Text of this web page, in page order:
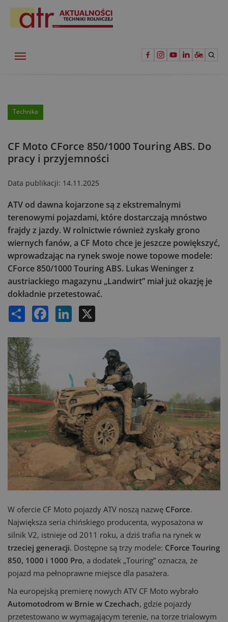
Technika
CF Moto CForce 850/1000 Touring ABS. Do
pracy i przyjemności
Data publikacji: 14.11.2025
ATV od dawna kojarzone są z ekstremalnymi
terenowymi pojazdami, które dostarczają mnóstwo
frajdy z jazdy. W rolnictwie również zyskały grono
wiernych fanów, a CF Moto chce je jeszcze powiększyć,
wprowadzając na rynek swoje nowe topowe modele:
CForce 850/1000 Touring ABS. Lukas Weninger z
austriackiego magazynu „Landwirt” miał już okazję je
dokładnie przetestować.
Share Facebook LinkedIn
W ofercie CF Moto pojazdy ATV noszą nazwę CForce.
Największa seria chińskiego producenta, wyposażona w
silnik V2, istnieje od 2011 roku, a dziś trafia na rynek w
trzeciej generacji. Dostępne są trzy modele: CForce Touring
850, 1000 i 1000 Pro, a dodatek „Touring” oznacza, że
pojazd ma pełnoprawne miejsce dla pasażera.
Na europejską premierę nowych ATV CF Moto wybrało
Automotodrom w Brnie w Czechach, gdzie pojazdy
przetestowano w wymagającym terenie, na torze trialowym